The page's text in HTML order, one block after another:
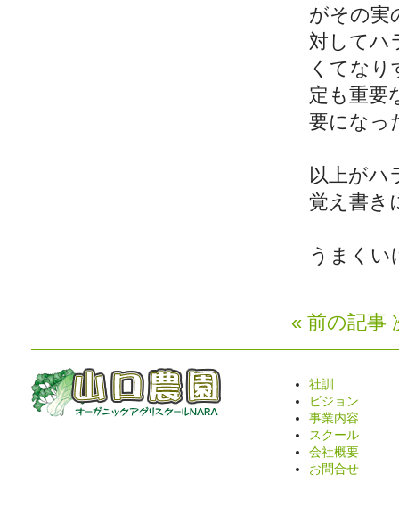
がその実
対してハ
くてな
定も重要
要になっ
以上がハ
覚え書き
うまくい
« 前の記事
社訓
ビジョン
事業内容
スクール
会社概要
お問合せ